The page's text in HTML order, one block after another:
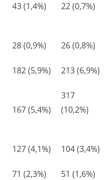
43 (1,4%) 22 (0,7%)
28 (0,9%) 26 (0,8%)
182 (5,9%) 213 (6,9%)
167 (5,4%)
317
(10,2%)
127 (4,1%) 104 (3,4%)
71 (2,3%) 51 (1,6%)